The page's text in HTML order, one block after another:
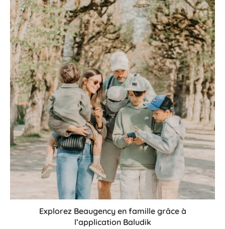
Explorez Beaugency en famille grâce à
l’application Baludik